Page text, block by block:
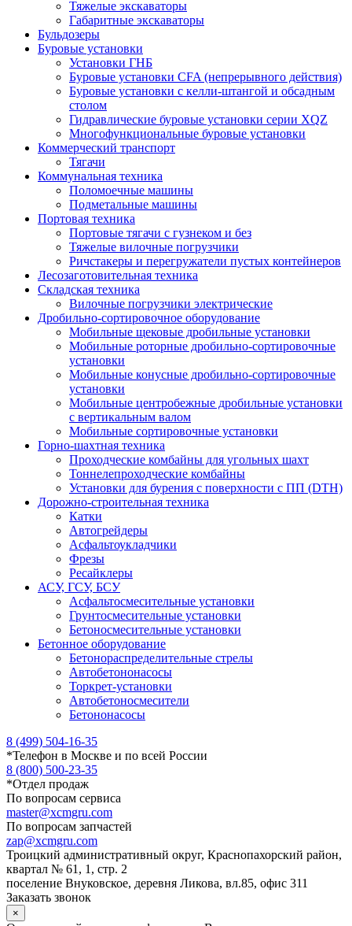
Тяжелые экскаваторы
Габаритные экскаваторы
Бульдозеры
Буровые установки
Установки ГНБ
Буровые установки CFA (непрерывного действия)
Буровые установки с келли-штангой и обсадным
столом
Гидравлические буровые установки серии XQZ
Многофункциональные буровые установки
Коммерческий транспорт
Тягачи
Коммунальная техника
Поломоечные машины
Подметальные машины
Портовая техника
Портовые тягачи с гузнеком и без
Тяжелые вилочные погрузчики
Ричстакеры и перегружатели пустых контейнеров
Лесозаготовительная техника
Складская техника
Вилочные погрузчики электрические
Дробильно-сортировочное оборудование
Мобильные щековые дробильные установки
Мобильные роторные дробильно-сортировочные
установки
Мобильные конусные дробильно-сортировочные
установки
Мобильные центробежные дробильные установки
с вертикальным валом
Мобильные сортировочные установки
Горно-шахтная техника
Проходческие комбайны для угольных шахт
Тоннелепроходческие комбайны
Установки для бурения с поверхности с ПП (DTH)
Дорожно-строительная техника
Катки
Автогрейдеры
Асфальтоукладчики
Фрезы
Ресайклеры
АСУ, ГСУ, БСУ
Асфальтосмесительные установки
Грунтосмесительные установки
Бетоносмесительные установки
Бетонное оборудование
Бетонораспределительные стрелы
Автобетононасосы
Торкрет-установки
Автобетоносмесители
Бетононасосы
8 (499) 504-16-35
*Телефон в Москве и по всей России
8 (800) 500-23-35
*Отдел продаж
По вопросам сервиса
master@xcmgru.com
По вопросам запчастей
zap@xcmgru.com
Троицкий административный округ, Краснопахорский район,
квартал № 61, 1, стр. 2
поселение Внуковское, деревня Ликова, вл.85, офис 311
Заказать звонок
×